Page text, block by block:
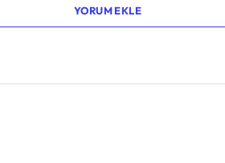
YORUM EKLE